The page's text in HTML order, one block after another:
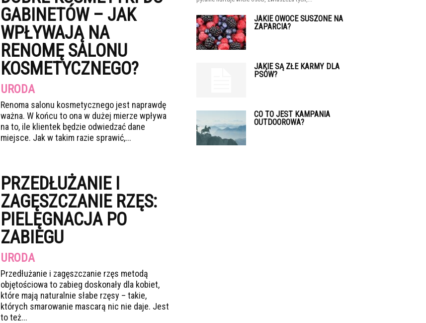
GABINETÓW – JAK
WPŁYWAJĄ NA
RENOMĘ SALONU
KOSMETYCZNEGO?
URODA
Renoma salonu kosmetycznego jest naprawdę
ważna. W końcu to ona w dużej mierze wpływa
na to, ile klientek będzie odwiedzać dane
miejsce. Jak w takim razie sprawić,...
PRZEDŁUŻANIE I
ZAGĘSZCZANIE RZĘS:
PIELĘGNACJA PO
ZABIEGU
URODA
Przedłużanie i zagęszczanie rzęs metodą
objętościowa to zabieg doskonały dla kobiet,
które mają naturalnie słabe rzęsy – takie,
których smarowanie mascarą nic nie daje. Jest
to też...
JAKIE OWOCE SUSZONE NA
ZAPARCIA?
JAKIE SĄ ZŁE KARMY DLA
PSÓW?
CO TO JEST KAMPANIA
OUTDOOROWA?